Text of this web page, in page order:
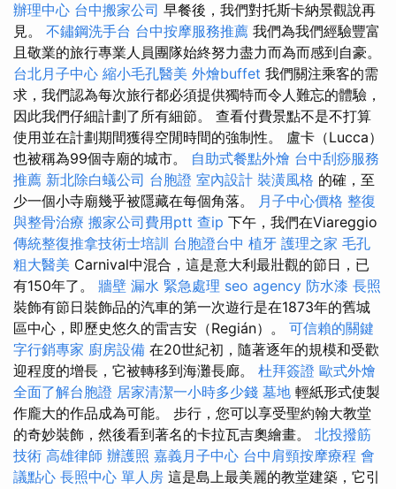
辦理中心 台中搬家公司 早餐後，我們對托斯卡納景觀說再
見。 不鏽鋼洗手台 台中按摩服務推薦 我們為我們經驗豐富
且敬業的旅行專業人員團隊始終努力盡力而為而感到自豪。
台北月子中心 縮小毛孔醫美 外燴buffet 我們關注乘客的需
求，我們認為每次旅行都必須提供獨特而令人難忘的體驗，
因此我們仔細計劃了所有細節。 查看付費景點不是不打算
使用並在計劃期間獲得空閒時間的強制性。 盧卡（Lucca）
也被稱為99個寺廟的城市。 自助式餐點外燴 台中刮痧服務
推薦 新北除白蟻公司 台胞證 室內設計 裝潢風格 的確，至
少一個小寺廟幾乎被隱藏在每個角落。 月子中心價格 整復
與整骨治療 搬家公司費用ptt 查ip 下午，我們在Viareggio
傳統整復推拿技術士培訓 台胞證台中 植牙 護理之家 毛孔
粗大醫美 Carnival中混合，這是意大利最壯觀的節日，已
有150年了。 牆壁 漏水 緊急處理 seo agency 防水漆 長照
裝飾有節日裝飾品的汽車的第一次遊行是在1873年的舊城
區中心，即歷史悠久的雷吉安（Regián）。 可信賴的關鍵
字行銷專家 廚房設備 在20世紀初，隨著逐年的規模和受歡
迎程度的增長，它被轉移到海灘長廊。 杜拜簽證 歐式外燴
全面了解台胞證 居家清潔一小時多少錢 墓地 輕紙形式使製
作龐大的作品成為可能。 步行，您可以享受聖約翰大教堂
的奇妙裝飾，然後看到著名的卡拉瓦吉奧繪畫。 北投撥筋
技術 高雄律師 辦護照 嘉義月子中心 台中肩頸按摩療程 會
議點心 長照中心 單人房 這是島上最美麗的教堂建築，它引